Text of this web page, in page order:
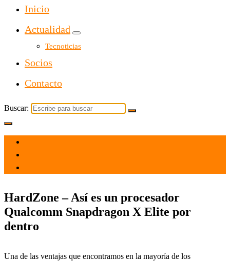
Yacal micro hosting
Inicio
Actualidad
Tecnoticias
Socios
Contacto
Buscar:
HardZone – Así es un procesador
Qualcomm Snapdragon X Elite por
dentro
Una de las ventajas que encontramos en la mayoría de los